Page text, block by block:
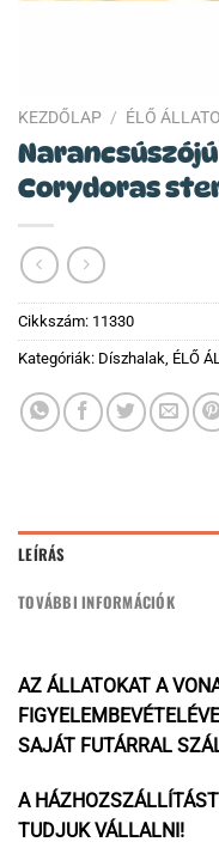
KEZDŐLAP / ÉLŐ
Corydoras
Cikkszám: 11330
Kategóriák: Díszhalak, ÉLŐ
LEÍRÁS
TOVÁBBI INFORMÁCIÓK
AZ ÁLLATOKAT A
SAJÁT FUTÁRRAL
A
TUDJUK VÁLLALNI!